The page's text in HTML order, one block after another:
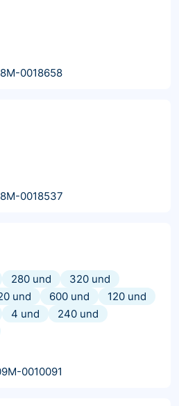
0018658
0018537
280 und
320 und
und 600 und
120 und
4 und
240 und
0010091